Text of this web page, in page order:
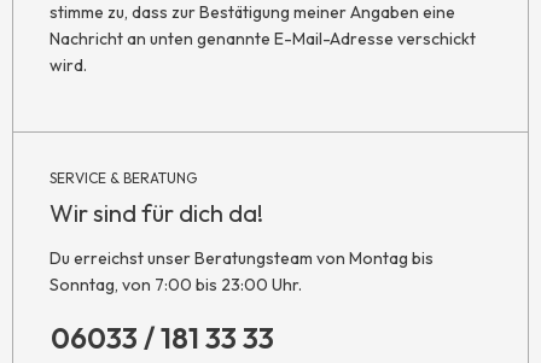
stimme zu, dass zur Bestätigung meiner Angaben eine
Nachricht an unten genannte E-Mail-Adresse verschickt
wird.
SERVICE & BERATUNG
Wir sind für dich da!
Du erreichst unser Beratungsteam von Montag bis
Sonntag, von 7:00 bis 23:00 Uhr.
06033 / 181 33 33